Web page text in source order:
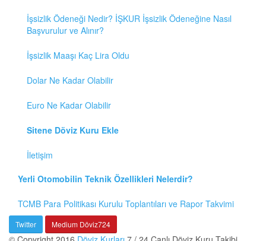
İşsizlik Ödeneği Nedir? İŞKUR İşsizlik Ödeneğine Nasıl
Başvurulur ve Alınır?
İşsizlik Maaşı Kaç Lira Oldu
Dolar Ne Kadar Olabilir
Euro Ne Kadar Olabilir
Sitene Döviz Kuru Ekle
İletişim
Yerli Otomobilin Teknik Özellikleri Nelerdir?
TCMB Para Politikası Kurulu Toplantıları ve Rapor Takvimi
Twitter Medium Döviz724